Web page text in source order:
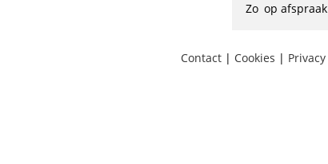
Zo op afspraak
Contact | Cookies | Privacy